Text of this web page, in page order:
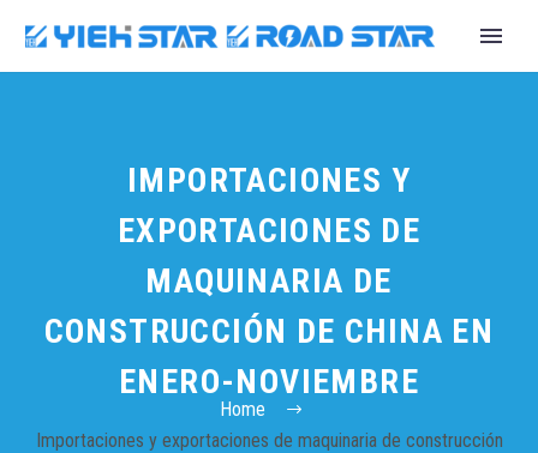
English
IMPORTACIONES Y
EXPORTACIONES DE
MAQUINARIA DE
CONSTRUCCIÓN DE CHINA EN
ENERO-NOVIEMBRE
Home
Importaciones y exportaciones de maquinaria de construcción